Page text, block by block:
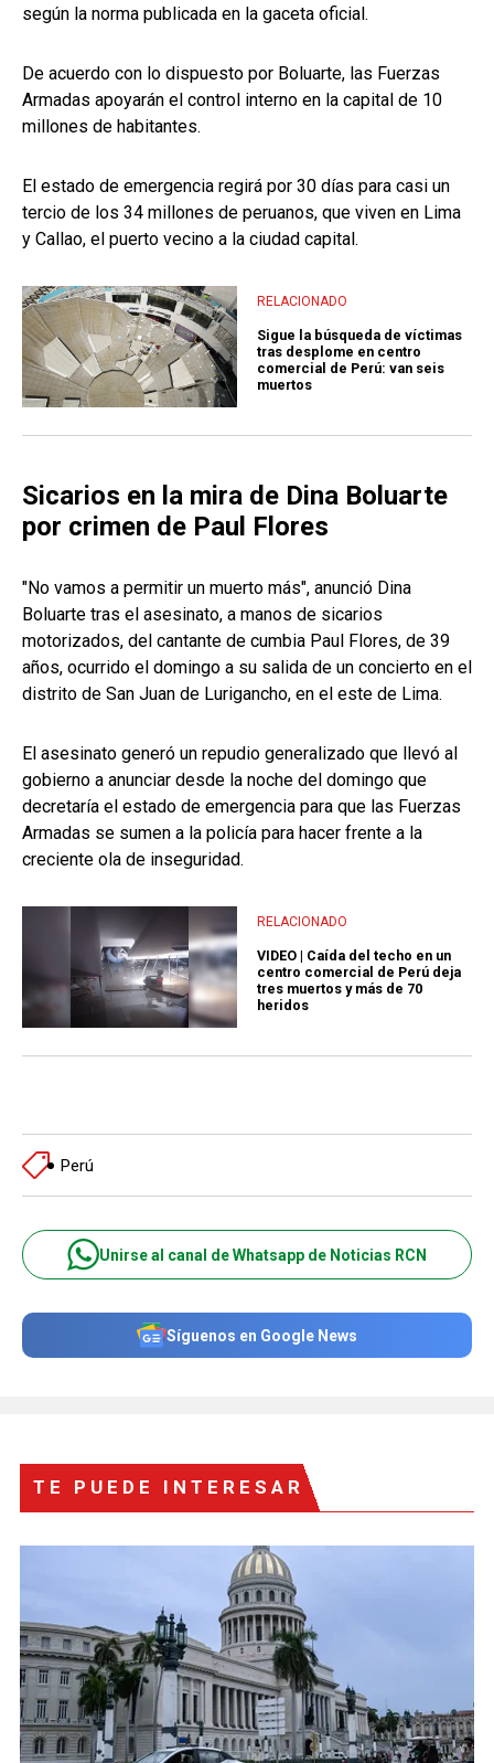
según la norma publicada en la gaceta oficial.
De acuerdo con lo dispuesto por Boluarte, las Fuerzas
Armadas apoyarán el control interno en la capital de 10
millones de habitantes.
El estado de emergencia regirá por 30 días para casi un
tercio de los 34 millones de peruanos, que viven en Lima
y Callao, el puerto vecino a la ciudad capital.
RELACIONADO
Sigue la búsqueda de víctimas
tras desplome en centro
comercial de Perú: van seis
muertos
Sicarios en la mira de Dina Boluarte
por crimen de Paul Flores
"No vamos a permitir un muerto más", anunció Dina
Boluarte tras el asesinato, a manos de sicarios
motorizados, del cantante de cumbia Paul Flores, de 39
años, ocurrido el domingo a su salida de un concierto en el
distrito de San Juan de Lurigancho, en el este de Lima.
El asesinato generó un repudio generalizado que llevó al
gobierno a anunciar desde la noche del domingo que
decretaría el estado de emergencia para que las Fuerzas
Armadas se sumen a la policía para hacer frente a la
creciente ola de inseguridad.
RELACIONADO
VIDEO | Caída del techo en un
centro comercial de Perú deja
tres muertos y más de 70
heridos
Perú
Unirse al canal de Whatsapp de Noticias RCN
Síguenos en Google News
TE PUEDE INTERESAR